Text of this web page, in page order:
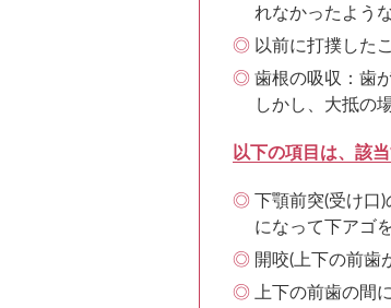
れなかったよう
以前に打撲した
歯根の吸収：歯
しかし、大抵の
以下の項目は、該
下顎前突(受け
になって下アゴ
開咬(上下の前歯
上下の前歯の間